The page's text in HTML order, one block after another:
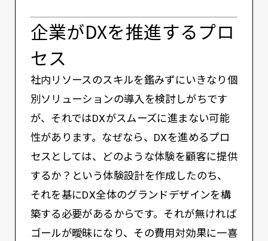
企業がDXを推進するプロ
セス
社内リソースのスキルを鑑みずにいきなり個
別ソリューションの導入を検討しがちです
が、それではDXがスムーズに進まない可能
性があります。なぜなら、DXを進めるプロ
セスとしては、どのような体験を顧客に提供
するか？という体験設計を作成したのち、
それを基にDX全体のグランドデザインを構
築する必要があるからです。それが無ければ
ゴールが曖昧になり、その費用対効果に一喜